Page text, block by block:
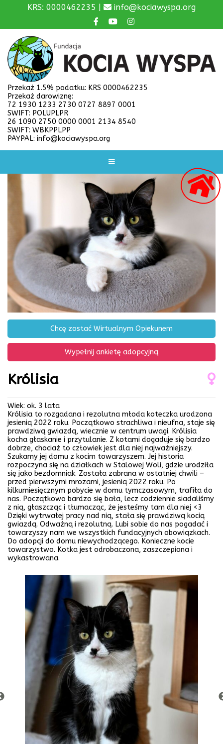
KRS: 0000462235 | info@kociawyspa.org
Przekaż 1.5% podatku: KRS 0000462235
Przekaż darowiznę:
72 1930 1233 2730 0727 8897 0001
SWIFT: POLUPLPR
26 1090 2750 0000 0001 2134 8540
SWIFT: WBKPPLPP
PAYPAL: info@kociawyspa.org
Chcę zostać Wirtualnym Opiekunem
Wypełnij ankietę adopcyjną
Królisia
Wiek: ok. 3 lata
Królisia to rozgadana i rezolutna młoda koteczka urodzona
jesienią 2022 roku. Początkowo strachliwa i nieufna, staje się
prawdziwą gwiazdą, wiecznie w centrum uwagi. Królisia
kocha głaskanie i przytulanie. Z kotami dogaduje się bardzo
dobrze, chociaż to człowiek jest dla niej najważniejszy.
Szukamy jej domu z kocim towarzyszem. Jej historia
rozpoczyna się na działkach w Stalowej Woli, gdzie urodziła
się jako bezdomniak. Została zabrana w ostatniej chwili –
przed pierwszymi mrozami, jesienią 2022 roku. Po
kilkumiesięcznym pobycie w domu tymczasowym, trafiła do
nas. Początkowo bardzo się bała, lecz codziennie siadaliśmy
z nią, głaszcząc i tłumacząc, że jesteśmy tam dla niej <3
Dzięki wytrwałej pracy nad nią, stała się prawdziwą kocią
gwiazdą. Odważną i rezolutną. Lubi sobie do nas pogadać i
towarzyszy nam we wszystkich fundacyjnych obowiązkach.
Do adopcji do domu niewychodzącego. Konieczne kocie
towarzystwo. Kotka jest odrobaczona, zaszczepiona i
wykastrowana.